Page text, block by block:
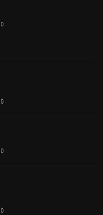
0
0
0
0